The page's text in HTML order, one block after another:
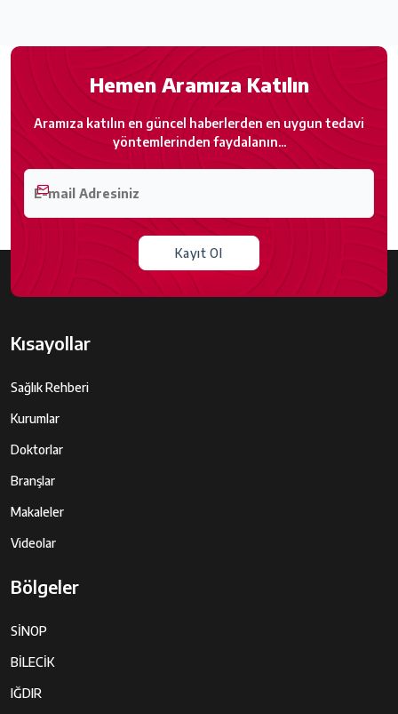
Hemen Aramıza Katılın
Aramıza katılın en güncel haberlerden en uygun tedavi
yöntemlerinden faydalanın...
Kayıt Ol
Kısayollar
Sağlık Rehberi
Kurumlar
Doktorlar
Branşlar
Makaleler
Videolar
Bölgeler
SİNOP
BİLECİK
IĞDIR